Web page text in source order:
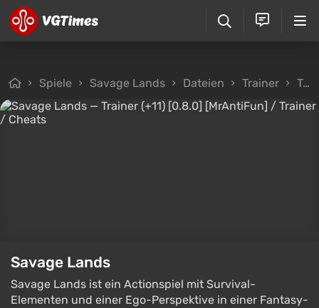
Spiele Savage Lands Dateien Trainer Trainer (+11) [0.8.0] [MrAntiFun]
Savage Lands
Savage Lands ist ein Actionspiel mit Survival-
Elementen und einer Ego-Perspektive in einer Fantasy-